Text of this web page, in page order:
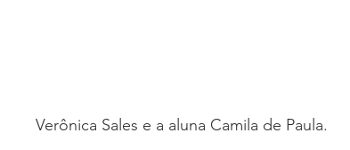
Verônica Sales e a aluna Camila de Paula.